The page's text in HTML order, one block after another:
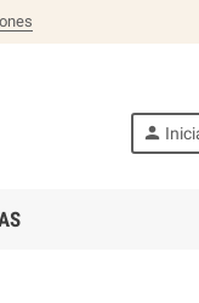
person